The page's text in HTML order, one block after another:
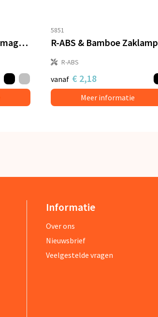
Zaklamp aluminium magneet
5851
R-ABS & Bamboe Zaklamp
R-ABS
vanaf € 2,18
Meer informatie
Informatie
Over ons
Nieuwsbrief
Veelgestelde vragen